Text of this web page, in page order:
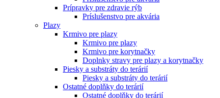
Prípravky pre zdravie rýb
Príslušenstvo pre akvária
Plazy
Krmivo pre plazy
Krmivo pre plazy
Krmivo pre korytnačky
Doplnky stravy pre plazy a korytnačky
Piesky a substráty do terárií
Piesky a substráty do terárií
Ostatné doplňky do terárií
Ostatné doplňky do terárií